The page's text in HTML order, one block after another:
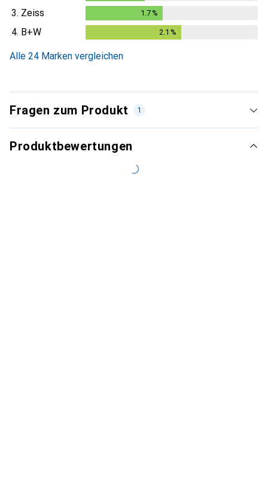
3. Zeiss 1.7 %
4. B+W 2.1 %
Alle 24 Marken vergleichen
Fragen zum Produkt 1
Produktbewertungen